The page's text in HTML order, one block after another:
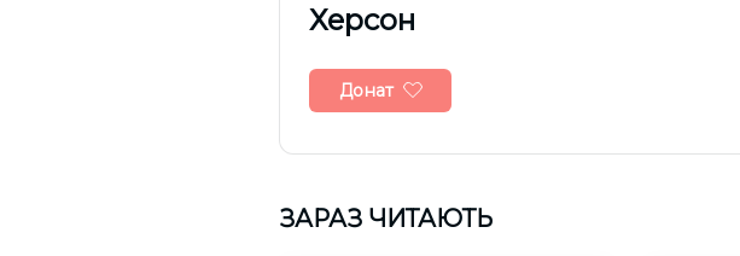
Херсон
Донат
ЗАРАЗ ЧИТАЮТЬ